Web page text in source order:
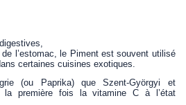
l’estomac, le Piment est souvent utilisé
certaines cuisines exotiques.
(ou Paprika) que Szent-Györgyi et
la première fois la vitamine C à l’état